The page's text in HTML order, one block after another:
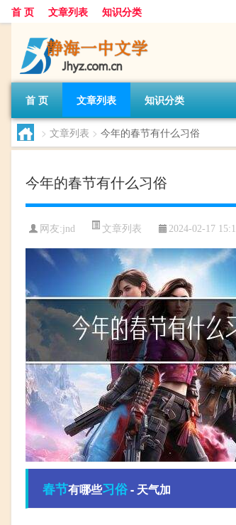
首 页 文章列表 知识分类
首 页 文章列表 知识分类
> 文章列表 > 今年的春节有什么习俗
今年的春节有什么习俗
网友:jnd 文章列表 2024-02-17
春节有哪些习俗- 天气加